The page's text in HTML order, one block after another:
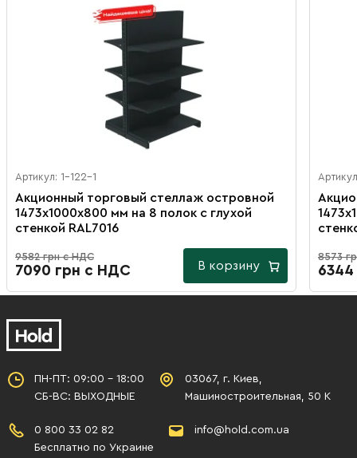
Артикул: 1-122-1
Акционный торговый стеллаж островной
1473х1000х800 мм на 8 полок с глухой
стенкой RAL7016
9582 грн с НДС
7090 грн с НДС В корзину
8573
ПН-ПТ: 09:00 - 18:00
СБ-ВС: ВЫХОДНЫЕ
03067, г. Киев,
Машиностроительная, 50 К
0 800 33 02 82
Бесплатно по Украине
info@hold.com.ua